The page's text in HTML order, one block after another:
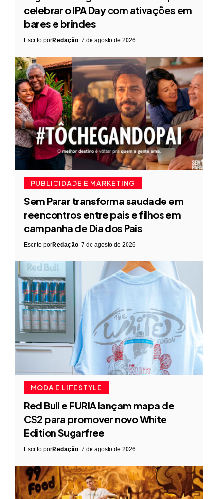
celebrar o IPA Day com ativações em
bares e brindes
Escrito porRedação 7 de agosto de 2026
PUBLICIDADE E MARKETING
Sem Parar transforma saudade em
reencontros entre pais e filhos em
campanha de Dia dos Pais
Escrito porRedação 7 de agosto de 2026
MODA E LIFESTYLE
Red Bull e FURIA lançam mapa de
CS2 para promover novo White
Edition Sugarfree
Escrito porRedação 7 de agosto de 2026